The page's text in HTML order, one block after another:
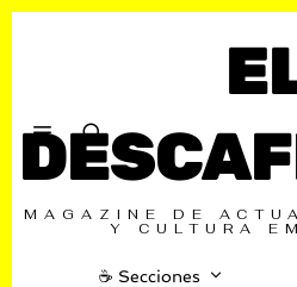
MAGAZINE DE
Y CULTURA
☕️ Secciones